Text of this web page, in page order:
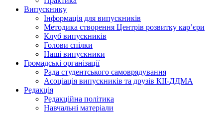
Випускнику
Інформація для випускників
Методика створення Центрів розвитку кар’єри
Клуб випускників
Голови спілки
Наші випускники
Громадські організації
Рада студентського самоврядування
Асоціація випускників та друзів КІІ-ДДМА
Редакція
Редакційна політика
Навчальні матеріали